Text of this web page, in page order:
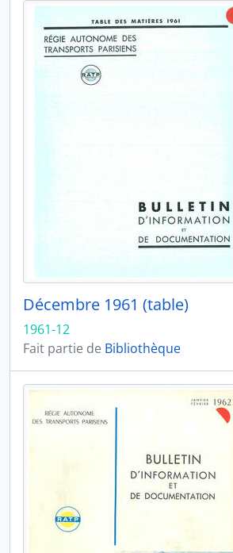
Décembre 1961 (table)
1961-12
Fait partie de Bibliothèque